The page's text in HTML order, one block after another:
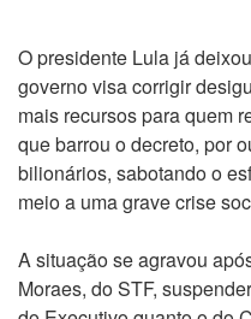
O presidente Lula já
governo visa corrigir
mais recursos para quem
que barrou o decreto, por
bilionários, sabotando o
meio a uma grave crise
A situação se agravou
Moraes, do STF,